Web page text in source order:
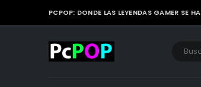
PCPOP: DONDE LAS LEYENDAS GAMER SE